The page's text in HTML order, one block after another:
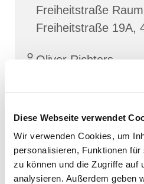
Diese Webseite verwendet
Wir verwenden Cookies, um
personalisieren, Funktionen
zu können und die Zugriffe auf
analysieren. Außerdem geben
Freiheitstraße
Freiheitstraße 19A,
Oliver Richters